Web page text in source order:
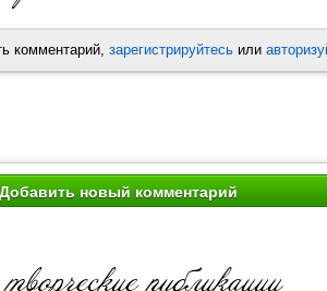
комментарий, зарегистрируйтесь или